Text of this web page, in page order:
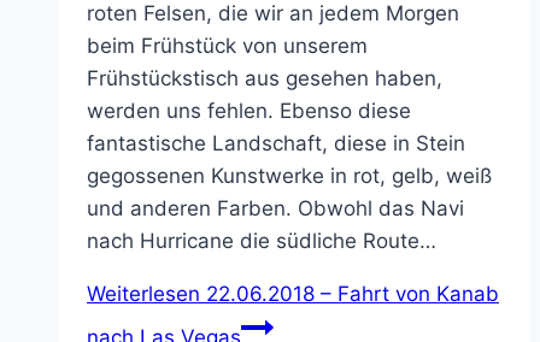
roten Felsen, die wir an jedem Morgen
beim Frühstück von unserem
Frühstückstisch aus gesehen haben,
werden uns fehlen. Ebenso diese
fantastische Landschaft, diese in Stein
gegossenen Kunstwerke in rot, gelb, weiß
und anderen Farben. Obwohl das Navi
nach Hurricane die südliche Route…
Weiterlesen 22.06.2018 – Fahrt von Kanab